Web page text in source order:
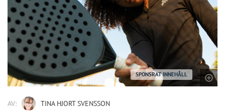
SPONSRAT INNEHÅLL
AV: TINA HJORT SVENSSON